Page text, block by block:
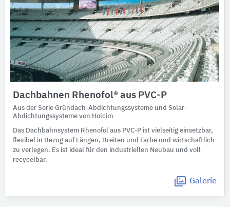
Expertenprofile
Dachbahnen Rhenofol® aus PVC-P
Aus der Serie Gründach-Abdichtungssysteme und Solar-
Abdichtungssysteme von Holcim
Das Dachbahnsystem Rhenofol aus PVC-P ist vielseitig einsetzbar,
flexibel in Bezug auf Längen, Breiten und Farbe und wirtschaftlich
zu verlegen. Es ist ideal für den industriellen Neubau und voll
recycelbar.
Galerie